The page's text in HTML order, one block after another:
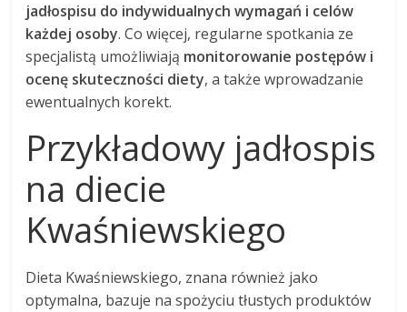
jadłospisu do indywidualnych wymagań i celów
każdej osoby. Co więcej, regularne spotkania ze
specjalistą umożliwiają monitorowanie postępów i
ocenę skuteczności diety, a także wprowadzanie
ewentualnych korekt.
Przykładowy jadłospis
na diecie
Kwaśniewskiego
Dieta Kwaśniewskiego, znana również jako
optymalna, bazuje na spożyciu tłustych produktów